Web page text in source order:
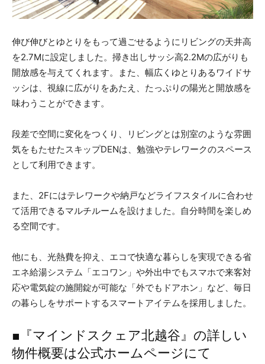
伸び伸びとゆとりをもって過ごせるようにリビングの天井高
を2.7Mに設定しました。掃き出しサッシ高2.2Mの広がりも
開放感を与えてくれます。また、幅広くゆとりあるワイドサ
ッシは、視線に広がりをあたえ、たっぷりの陽光と開放感を
味わうことができます。
段差で空間に変化をつくり、リビングとは別室のような雰囲
気をもたせたスキップDENは、勉強やテレワークのスペース
として利用できます。
また、2Fにはテレワークや納戸などライフスタイルに合わせ
て活用できるマルチルームを設けました。自分時間を楽しめ
る空間です。
他にも、光熱費を抑え、エコで快適な暮らしを実現できる省
エネ給湯システム「エコワン」や外出中でもスマホで来客対
応や電気錠の施開錠が可能な「外でもドアホン」など、毎日
の暮らしをサポートするスマートアイテムを採用しました。
■『マインドスクェア北越谷』の詳しい
物件概要は公式ホームページにて